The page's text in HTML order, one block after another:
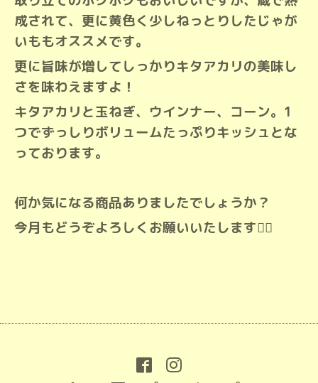
成されて、更に黄色く少しねっとりしたじゃが
いももオススメです。
更に旨味が増してしっかりキタアカリの美味し
さを味わえますよ！
キタアカリと玉ねぎ、ウインナー、コーン。1
つでずっしりボリュームたっぷりキッシュとな
っております。
何か気になる商品ありましたでしょうか？
今月もどうぞよろしくお願いいたします🙇‍♀️⁡